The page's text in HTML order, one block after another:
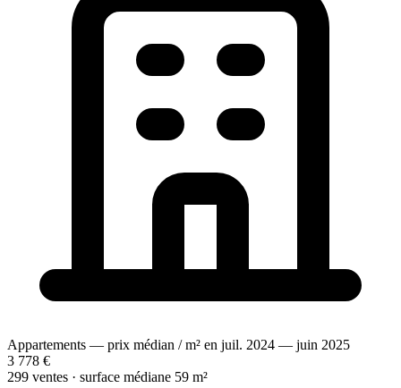
Appartements — prix médian / m² en juil. 2024 — juin 2025
3 778 €
299 ventes · surface médiane 59 m²